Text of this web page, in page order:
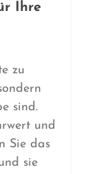
Ihre
zu
sind.
und
Sie das
sie